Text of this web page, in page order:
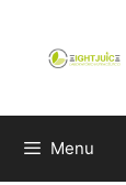
Menu